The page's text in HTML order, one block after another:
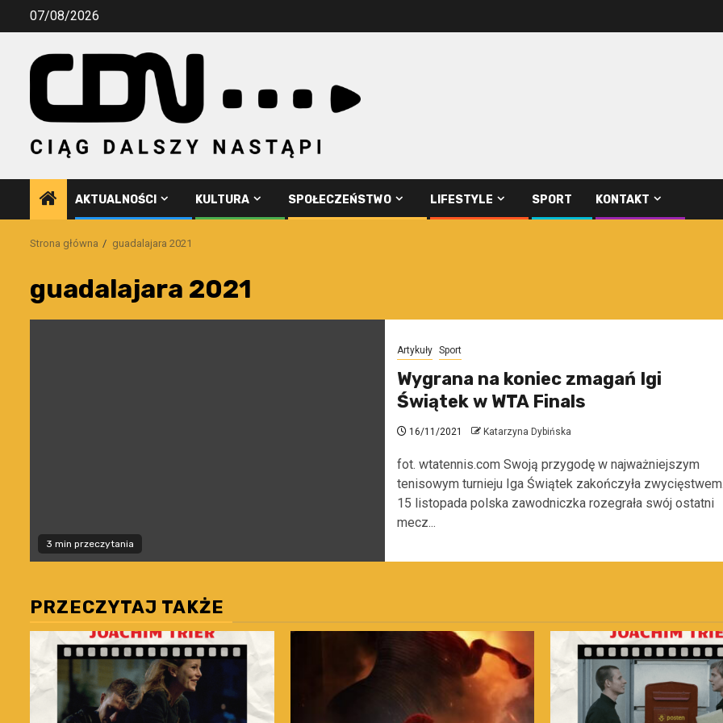
Przejdź07/08/2026
AKTUALNOŚCI KULTURA SPOŁECZEŃSTWO LIFESTYLE SPORT KONTAKT
Strona główna guadalajara 2021
guadalajara 2021
3 min przeczytania
Artykuły Sport
Wygrana na koniec zmagań Igi
Świątek w WTA Finals
16/11/2021 Katarzyna Dybińska
fot. wtatennis.com Swoją przygodę w najważniejszym
tenisowym turnieju Iga Świątek zakończyła
15 listopada polska zawodniczka rozegrała swój ostatni
mecz...
PRZECZYTAJ TAKŻE